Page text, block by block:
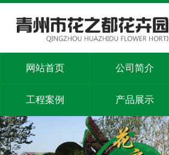
网站首页 公司简介
工程案例 产品展示